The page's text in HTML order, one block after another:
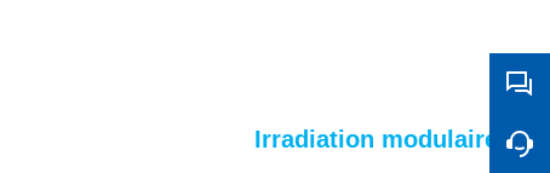
Irradiation modulaire